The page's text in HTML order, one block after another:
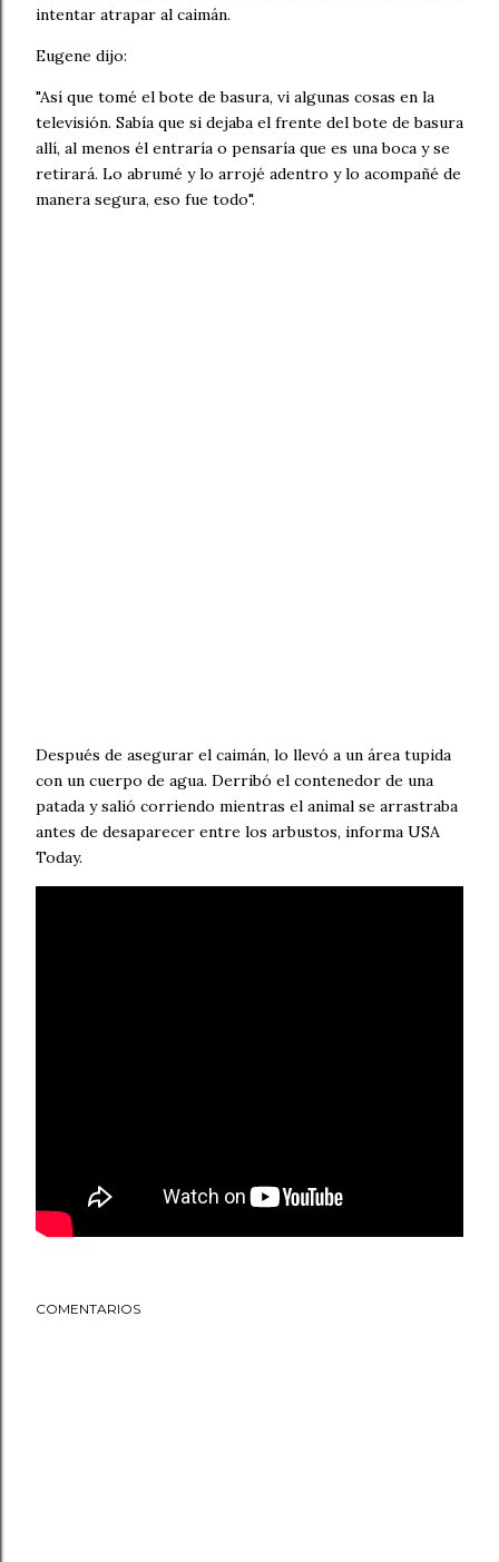
intentar atrapar al caimán.
Eugene dijo:
"Así que tomé el bote de basura, vi algunas cosas en la
televisión. Sabía que si dejaba el frente del bote de basura
allí, al menos él entraría o pensaría que es una boca y se
retirará. Lo abrumé y lo arrojé adentro y lo acompañé de
manera segura, eso fue todo".
Después de asegurar el caimán, lo llevó a un área tupida
con un cuerpo de agua. Derribó el contenedor de una
patada y salió corriendo mientras el animal se arrastraba
antes de desaparecer entre los arbustos, informa USA
Today.
COMENTARIOS